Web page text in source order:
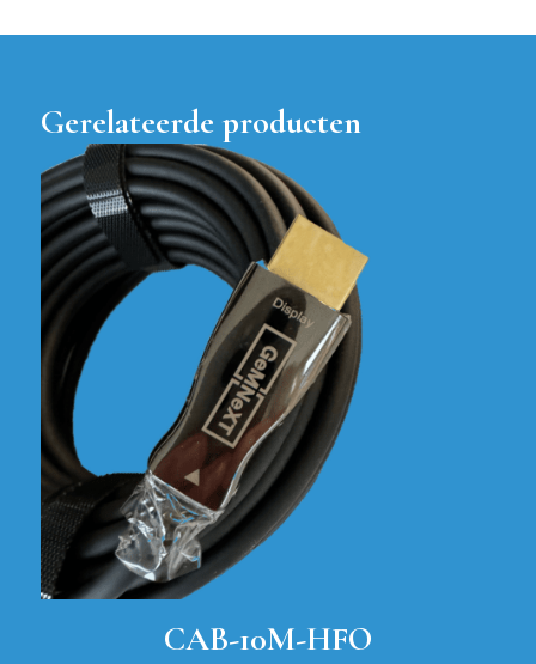
Gerelateerde producten
CAB-10M-HFO